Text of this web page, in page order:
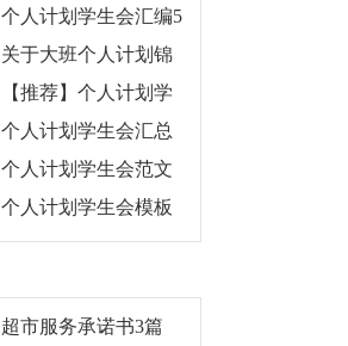
范文10篇
个人计划学生会汇编5
篇
关于大班个人计划锦
集七篇
【推荐】个人计划学
生会汇总7篇
个人计划学生会汇总
七篇
个人计划学生会范文
汇编7篇
个人计划学生会模板
汇总6篇
超市服务承诺书3篇